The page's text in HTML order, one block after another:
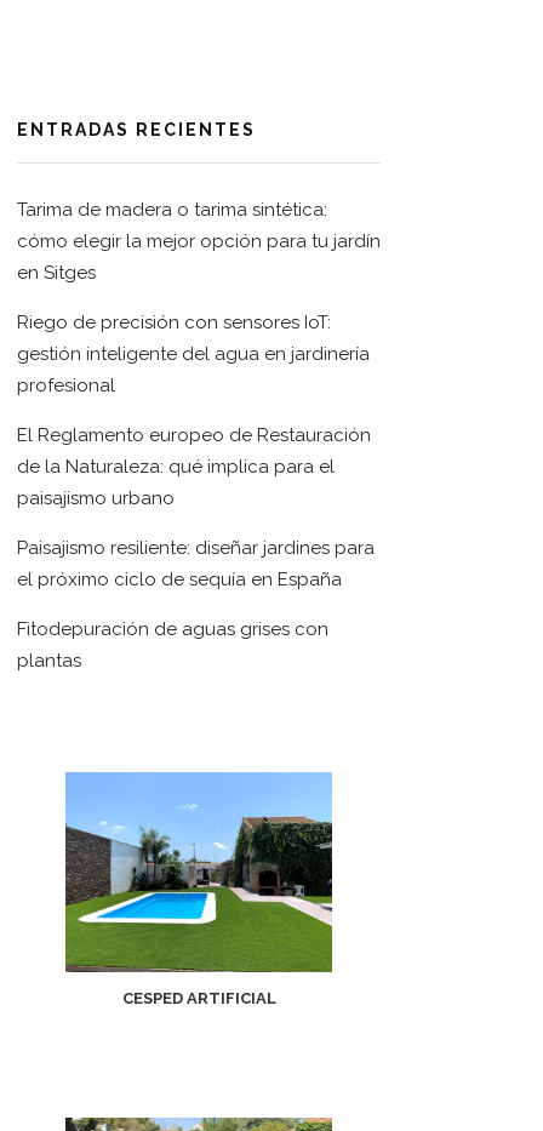
ENTRADAS RECIENTES
Tarima de madera o tarima sintética:
cómo elegir la mejor opción para tu jardín
en Sitges
Riego de precisión con sensores IoT:
gestión inteligente del agua en jardinería
profesional
El Reglamento europeo de Restauración
de la Naturaleza: qué implica para el
paisajismo urbano
Paisajismo resiliente: diseñar jardines para
el próximo ciclo de sequía en España
Fitodepuración de aguas grises con
plantas
CESPED ARTIFICIAL